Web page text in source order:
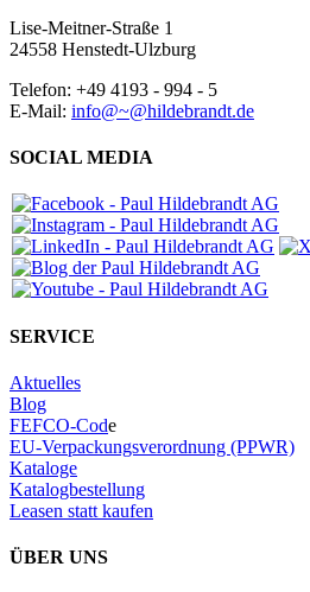
Lise-Meitner-Straße 1
24558 Henstedt-Ulzburg
Telefon: +49 4193 - 994 - 5
E-Mail: info@~@hildebrandt.de
SOCIAL MEDIA
SERVICE
Aktuelles
Blog
FEFCO-Code
EU-Verpackungsverordnung (PPWR)
Kataloge
Katalogbestellung
Leasen statt kaufen
ÜBER UNS